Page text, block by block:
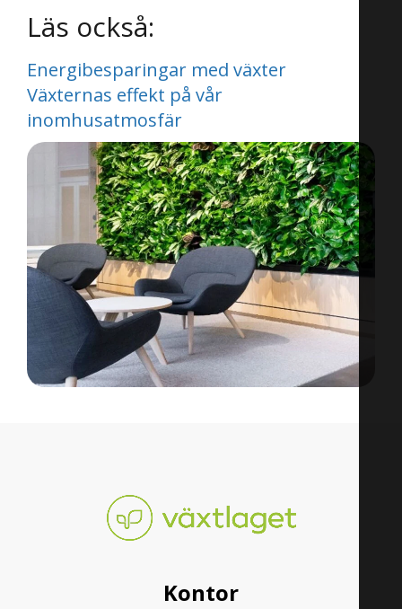
Läs också:
Energibesparingar med växter
Växternas effekt på vår
inomhusatmosfär
Kontor